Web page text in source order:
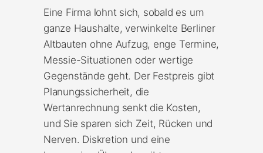
Eine Firma lohnt sich, sobald es um
ganze Haushalte, verwinkelte Berliner
Altbauten ohne Aufzug, enge Termine,
Messie-Situationen oder wertige
Gegenstände geht. Der Festpreis gibt
Planungssicherheit, die
Wertanrechnung senkt die Kosten,
und Sie sparen sich Zeit, Rücken und
Nerven. Diskretion und eine